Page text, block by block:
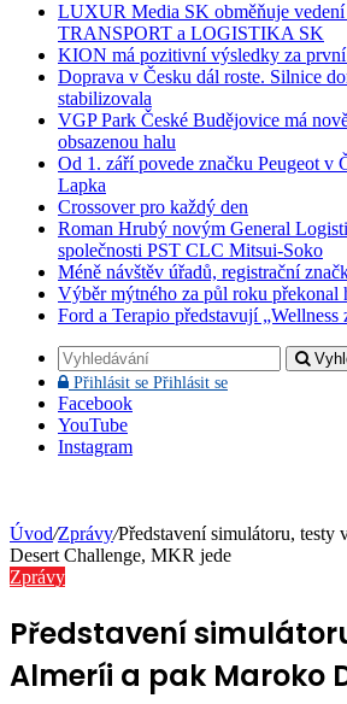
LUXUR Media SK obměňuje vedení
TRANSPORT a LOGISTIKA SK
KION má pozitivní výsledky za
Doprava v Česku dál roste. Silnice
stabilizovala
VGP Park České Budějovice má
obsazenou halu
Od 1. září povede značku Peugeot v
Lapka
Crossover pro každý den
Roman Hrubý novým General
společnosti PST CLC Mitsui-Soko
Méně návštěv úřadů, registrační
Výběr mýtného za půl roku překonal
Ford a Terapio představují „Wellness
Přihlásit se Přihlásit se
Facebook
YouTube
Instagram
Úvod/Zprávy/Představení simulátoru,
Desert Challenge, MKR jede
Zprávy
Představení
Almeríi a pak Maroko